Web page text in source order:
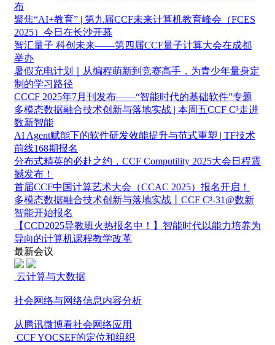
布
聚焦“AI+教育” | 第九届CCF未来计算机教育峰会（FCES
2025）今日在长沙开幕
智汇量子 科创未来——第四届CCF量子计算大会在成都
举办
暑假充电计划｜从编程萌新到竞赛高手，为青少年量身定
制的学习路径
CCCF 2025年7月刊发布——“智能时代的基础软件”专题
多模态数据融合技术创新与落地实战 | 本周五CCF C³走进
数新智能
AI Agent赋能下的软件研发效能提升与范式重塑 | TF技术
前线168期报名
分布式精英的必赴之约，CCF Computility 2025大会日程震
撼发布！
首届CCF中国计算艺术大会（CCAC 2025）报名开启！
多模态数据融合技术创新与落地实战丨CCF C³-31@数新
智能开始报名
【CCD2025导教班火热报名中！】智能时代以能力培养为
导向的计算机课程教学改革
最新会议
云计算与大数据
社会网络与网络信息内容分析
从腾讯微博看社会网络应用
CCF YOCSEF的定位和组织